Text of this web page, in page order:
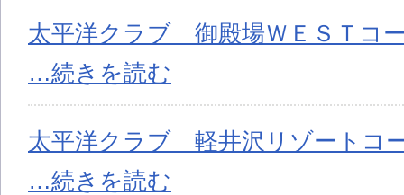
太平洋クラブ 御殿場ＷＥＳＴコ
…続きを読む
太平洋クラブ 軽井沢リゾートコ
…続きを読む